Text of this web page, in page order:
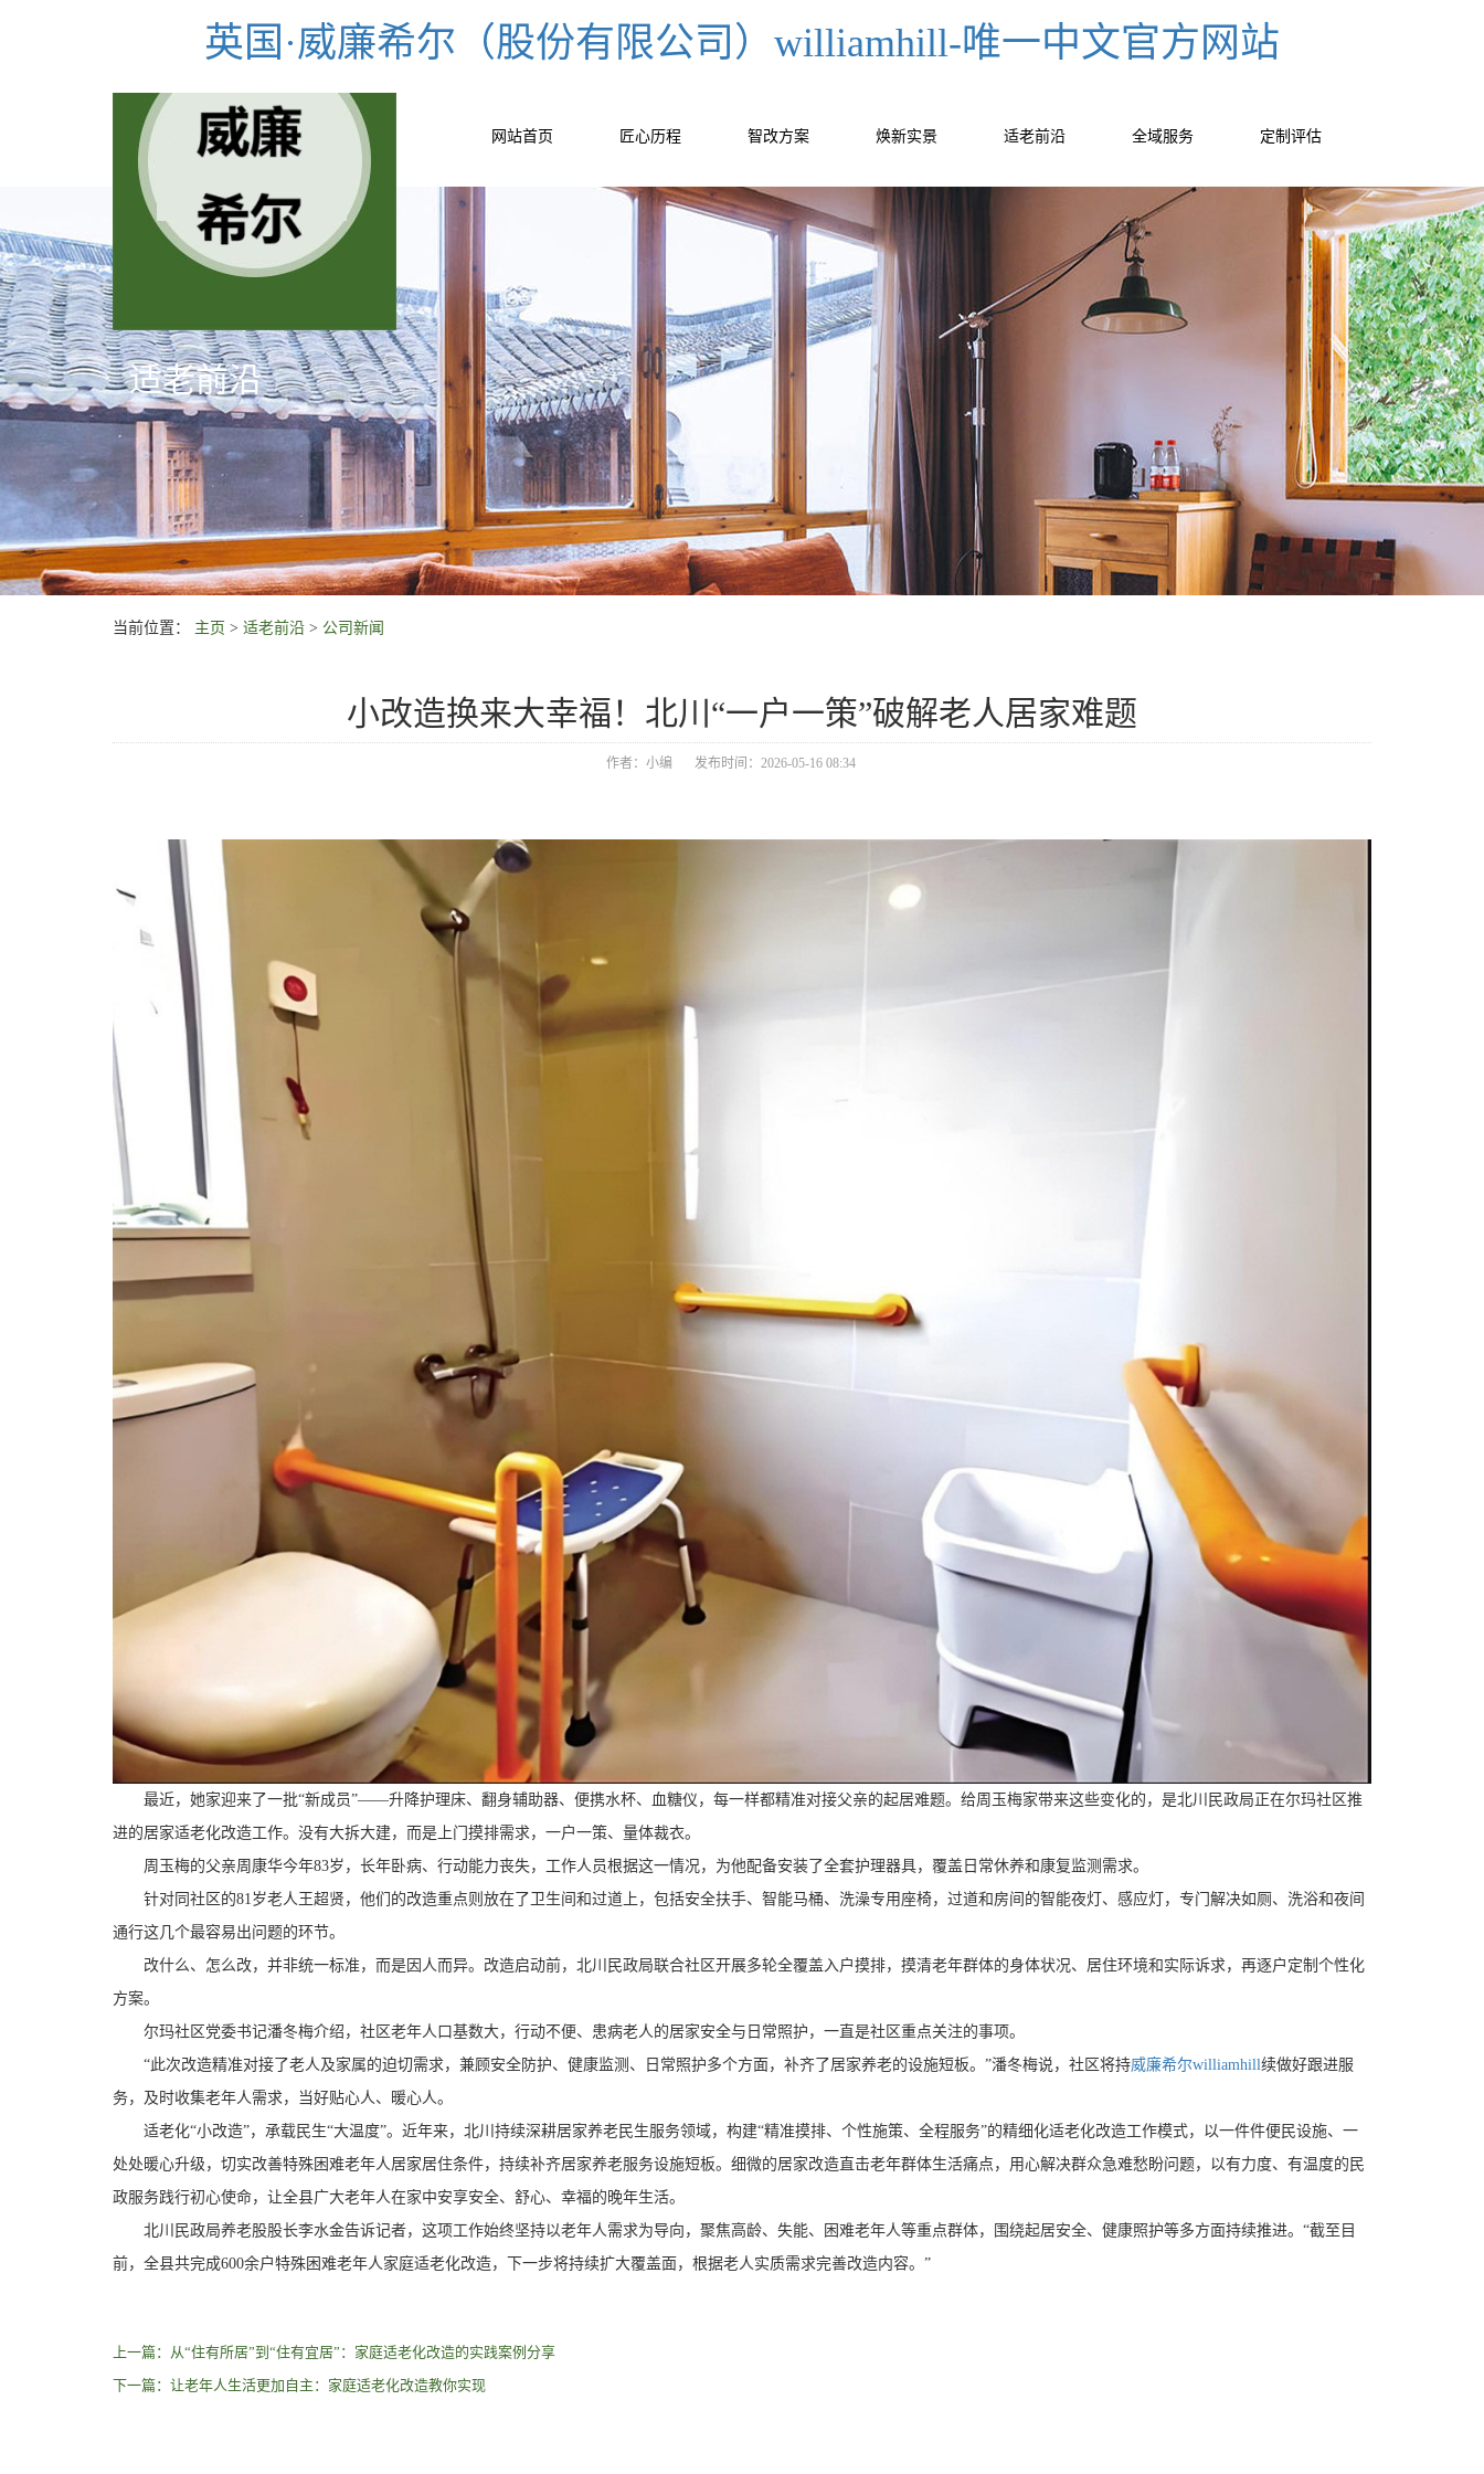
英国·威廉希尔（股份有限公司）williamhill-唯一中文官方网站
网站首页 匠心历程 智改方案 焕新实景 适老前沿 全域服务 定制评估
适老前沿
当前位置： 主页 > 适老前沿 > 公司新闻
小改造换来大幸福！北川“一户一策”破解老人居家难题
作者：小编 发布时间：2026-05-16 08:34
最近，她家迎来了一批“新成员”——升降护理床、翻身辅助器、便携水杯、血糖仪，每一样都精准对接父亲的起居难题。给周玉梅家带来这些变化的，是北川民政局正在尔玛社区推
进的居家适老化改造工作。没有大拆大建，而是上门摸排需求，一户一策、量体裁衣。
周玉梅的父亲周康华今年83岁，长年卧病、行动能力丧失，工作人员根据这一情况，为他配备安装了全套护理器具，覆盖日常休养和康复监测需求。
针对同社区的81岁老人王超贤，他们的改造重点则放在了卫生间和过道上，包括安全扶手、智能马桶、洗澡专用座椅，过道和房间的智能夜灯、感应灯，专门解决如厕、洗浴和夜间
通行这几个最容易出问题的环节。
改什么、怎么改，并非统一标准，而是因人而异。改造启动前，北川民政局联合社区开展多轮全覆盖入户摸排，摸清老年群体的身体状况、居住环境和实际诉求，再逐户定制个性化
方案。
尔玛社区党委书记潘冬梅介绍，社区老年人口基数大，行动不便、患病老人的居家安全与日常照护，一直是社区重点关注的事项。
“此次改造精准对接了老人及家属的迫切需求，兼顾安全防护、健康监测、日常照护多个方面，补齐了居家养老的设施短板。”潘冬梅说，社区将持威廉希尔williamhill续做好跟进服
务，及时收集老年人需求，当好贴心人、暖心人。
适老化“小改造”，承载民生“大温度”。近年来，北川持续深耕居家养老民生服务领域，构建“精准摸排、个性施策、全程服务”的精细化适老化改造工作模式，以一件件便民设施、一
处处暖心升级，切实改善特殊困难老年人居家居住条件，持续补齐居家养老服务设施短板。细微的居家改造直击老年群体生活痛点，用心解决群众急难愁盼问题，以有力度、有温度的民
政服务践行初心使命，让全县广大老年人在家中安享安全、舒心、幸福的晚年生活。
北川民政局养老股股长李水金告诉记者，这项工作始终坚持以老年人需求为导向，聚焦高龄、失能、困难老年人等重点群体，围绕起居安全、健康照护等多方面持续推进。“截至目
前，全县共完成600余户特殊困难老年人家庭适老化改造，下一步将持续扩大覆盖面，根据老人实质需求完善改造内容。”
上一篇：从“住有所居”到“住有宜居”：家庭适老化改造的实践案例分享
下一篇：让老年人生活更加自主：家庭适老化改造教你实现